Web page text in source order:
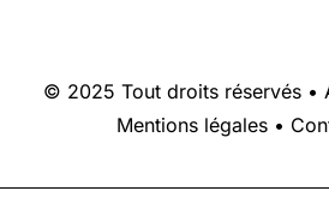
© 2025 Tout droits réservés •
Mentions légales •